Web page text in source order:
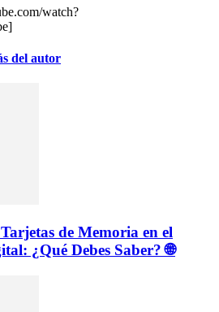
watch?
del autor
de Memoria en el
¿Qué Debes Saber? 🌐